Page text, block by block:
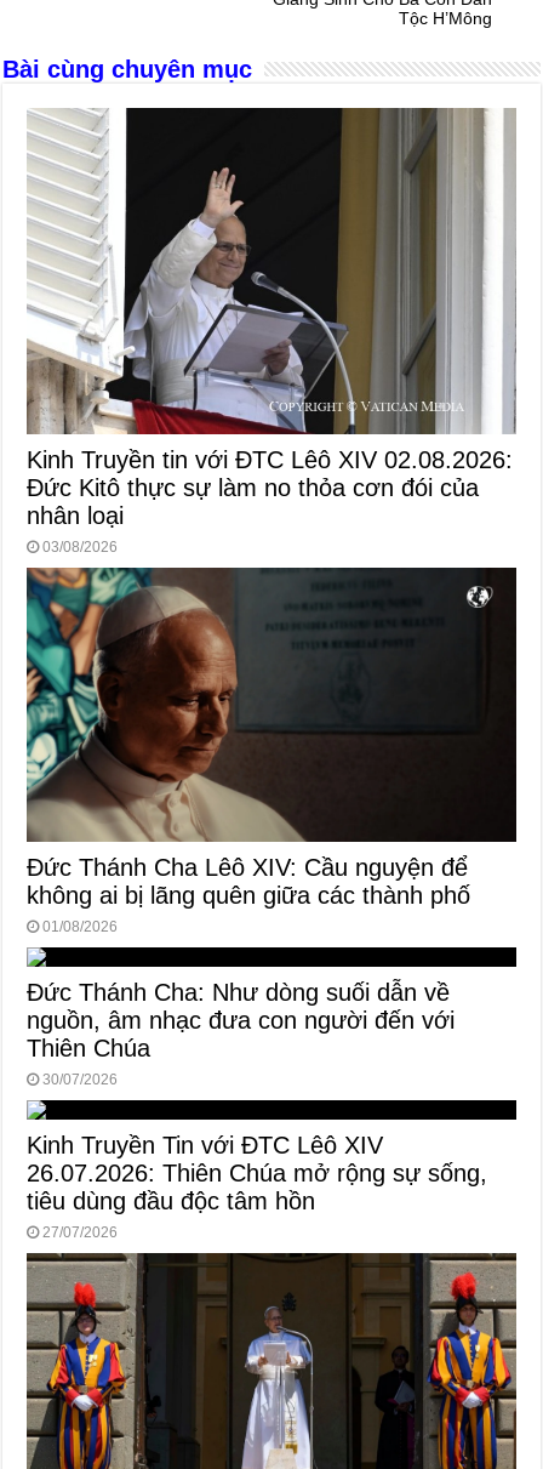
Tộc H’Mông
Bài cùng chuyên mục
Kinh Truyền tin với ĐTC Lêô XIV 02.08.2026:
Đức Kitô thực sự làm no thỏa cơn đói của
nhân loại
03/08/2026
Đức Thánh Cha Lêô XIV: Cầu nguyện để
không ai bị lãng quên giữa các thành phố
01/08/2026
Đức Thánh Cha: Như dòng suối dẫn về
nguồn, âm nhạc đưa con người đến với
Thiên Chúa
30/07/2026
Kinh Truyền Tin với ĐTC Lêô XIV
26.07.2026: Thiên Chúa mở rộng sự sống,
tiêu dùng đầu độc tâm hồn
27/07/2026